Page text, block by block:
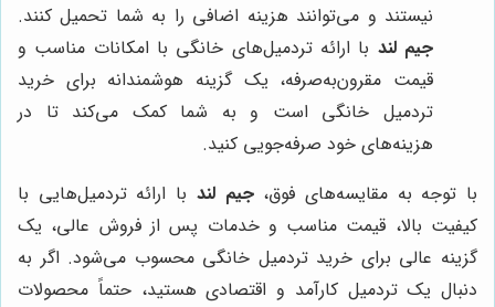
نیستند و می‌توانند هزینه اضافی را به شما تحمیل کنند.
جیم لند با ارائه تردمیل‌های خانگی با امکانات مناسب و
قیمت مقرون‌به‌صرفه، یک گزینه هوشمندانه برای خرید
تردمیل خانگی است و به شما کمک می‌کند تا در
هزینه‌های خود صرفه‌جویی کنید.
با توجه به مقایسه‌های فوق،جیم لند با ارائه تردمیل‌هایی با
کیفیت بالا، قیمت مناسب و خدمات پس از فروش عالی، یک
گزینه عالی برای خرید تردمیل خانگی محسوب می‌شود. اگر به
دنبال یک تردمیل کارآمد و اقتصادی هستید، حتماً محصولات